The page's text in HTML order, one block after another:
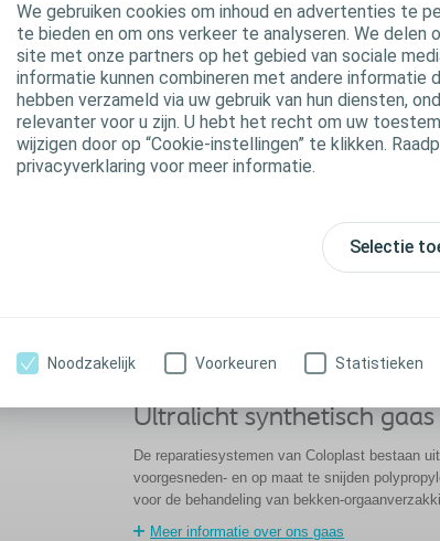
We gebruiken cookies om inhoud en advertenties te
te bieden en om ons verkeer te analyseren. We delen
site met onze partners op het gebied van sociale
informatie kunnen combineren met andere informatie
hebben verzameld via uw gebruik van hun diensten,
relevanter voor u zijn. U hebt het recht om uw
wijzigen door op “Cookie-instellingen” te klikken.
privacyverklaring voor meer informatie.
Selectie
Noodzakelijk Voorkeuren Statistieken
Producten
Ultralicht synthetisch gaas
De reparatiesystemen van Coloplast bestaan uit
voorgesneden- en op maat te snijden
voor de behandeling van bekken-
Meer informatie over ons gaas